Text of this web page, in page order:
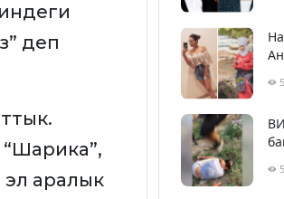
деп
эл аралык